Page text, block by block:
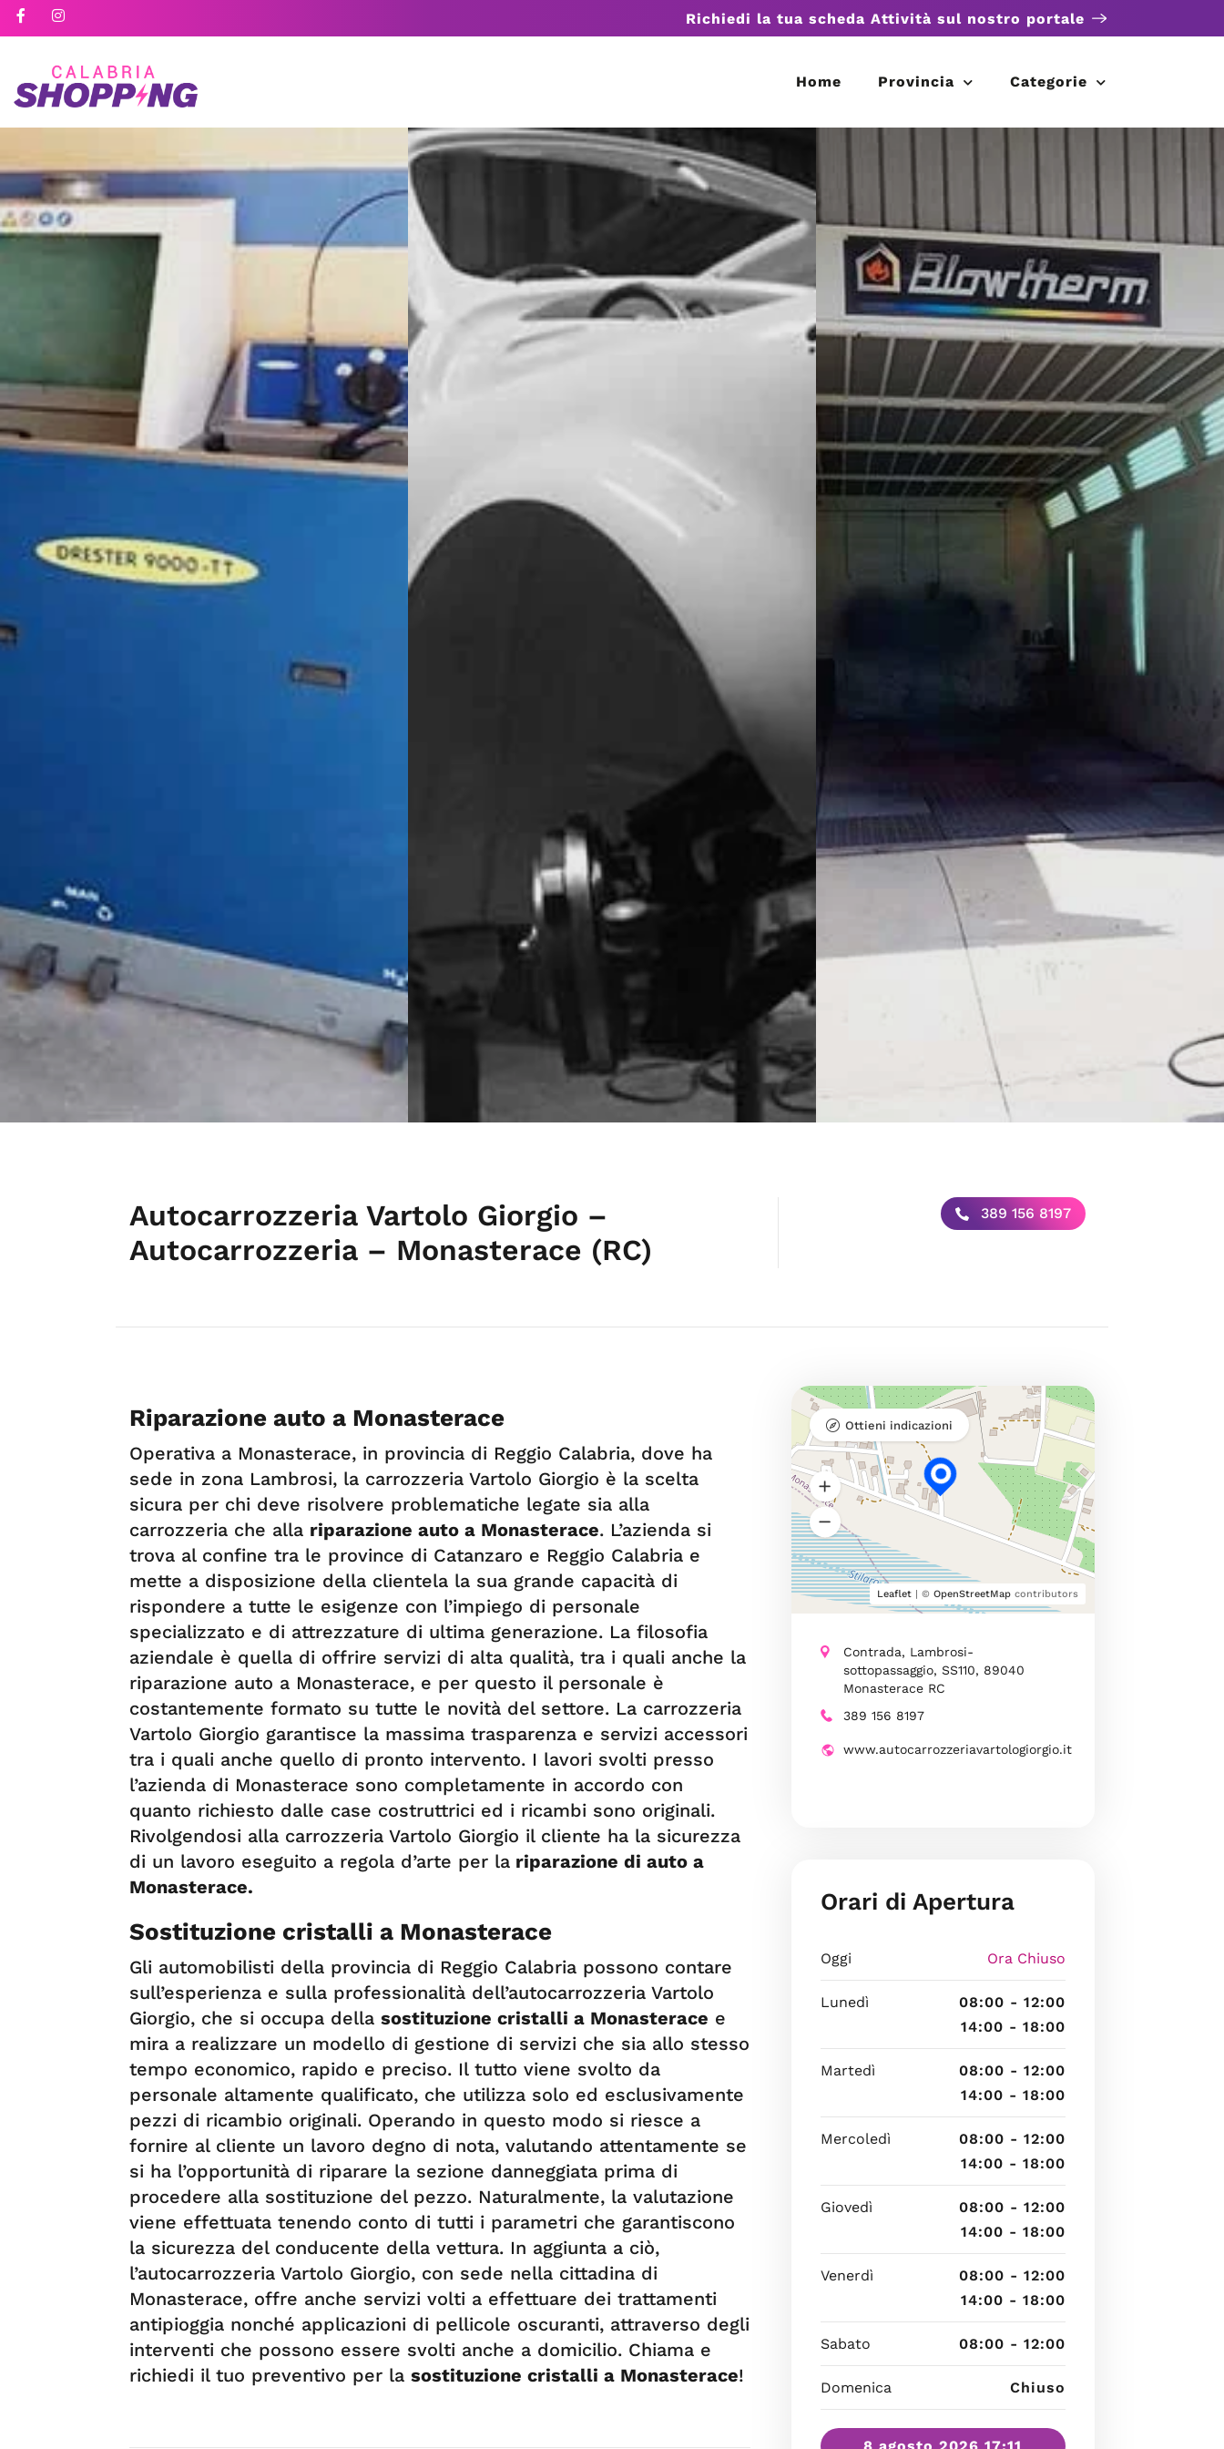
Richiedi la tua scheda Attività sul nostro portale
Home Provincia Categorie
Autocarrozzeria Vartolo Giorgio –
Autocarrozzeria – Monasterace (RC)
389 156 8197
Riparazione auto a Monasterace
Operativa a Monasterace, in provincia di Reggio Calabria, dove ha
sede in zona Lambrosi, la carrozzeria Vartolo Giorgio è la scelta
sicura per chi deve risolvere problematiche legate sia alla
carrozzeria che alla riparazione auto a Monasterace. L’azienda si
trova al confine tra le province di Catanzaro e Reggio Calabria e
mette a disposizione della clientela la sua grande capacità di
rispondere a tutte le esigenze con l’impiego di personale
specializzato e di attrezzature di ultima generazione. La filosofia
aziendale è quella di offrire servizi di alta qualità, tra i quali anche la
riparazione auto a Monasterace, e per questo il personale è
costantemente formato su tutte le novità del settore. La carrozzeria
Vartolo Giorgio garantisce la massima trasparenza e servizi accessori
tra i quali anche quello di pronto intervento. I lavori svolti presso
l’azienda di Monasterace sono completamente in accordo con
quanto richiesto dalle case costruttrici ed i ricambi sono originali.
Rivolgendosi alla carrozzeria Vartolo Giorgio il cliente ha la sicurezza
di un lavoro eseguito a regola d’arte per la riparazione di auto a
Monasterace.
Sostituzione cristalli a Monasterace
Gli automobilisti della provincia di Reggio Calabria possono contare
sull’esperienza e sulla professionalità dell’autocarrozzeria Vartolo
Giorgio, che si occupa della sostituzione cristalli a Monasterace e
mira a realizzare un modello di gestione di servizi che sia allo stesso
tempo economico, rapido e preciso. Il tutto viene svolto da
personale altamente qualificato, che utilizza solo ed esclusivamente
pezzi di ricambio originali. Operando in questo modo si riesce a
fornire al cliente un lavoro degno di nota, valutando attentamente se
si ha l’opportunità di riparare la sezione danneggiata prima di
procedere alla sostituzione del pezzo. Naturalmente, la valutazione
viene effettuata tenendo conto di tutti i parametri che garantiscono
la sicurezza del conducente della vettura. In aggiunta a ciò,
l’autocarrozzeria Vartolo Giorgio, con sede nella cittadina di
Monasterace, offre anche servizi volti a effettuare dei trattamenti
antipioggia nonché applicazioni di pellicole oscuranti, attraverso degli
interventi che possono essere svolti anche a domicilio. Chiama e
richiedi il tuo preventivo per la sostituzione cristalli a Monasterace!
Leaflet| © OpenStreetMapcontributors
Ottieni indicazioni
Contrada, Lambrosi-
sottopassaggio, SS110, 89040
Monasterace RC
389 156 8197
www.autocarrozzeriavartologiorgio.it
Orari di Apertura
Oggi Ora Chiuso
Lunedì
08:00 - 12:00
14:00 - 18:00
Martedì
08:00 - 12:00
14:00 - 18:00
Mercoledì
08:00 - 12:00
14:00 - 18:00
Giovedì
08:00 - 12:00
14:00 - 18:00
Venerdì
08:00 - 12:00
14:00 - 18:00
Sabato 08:00 - 12:00
Domenica Chiuso
8 agosto 2026 17:11